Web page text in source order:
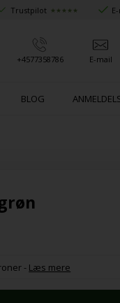
Trustpilot ★★★★★
+4577358786 E-mail
BLOG
- Læs mere